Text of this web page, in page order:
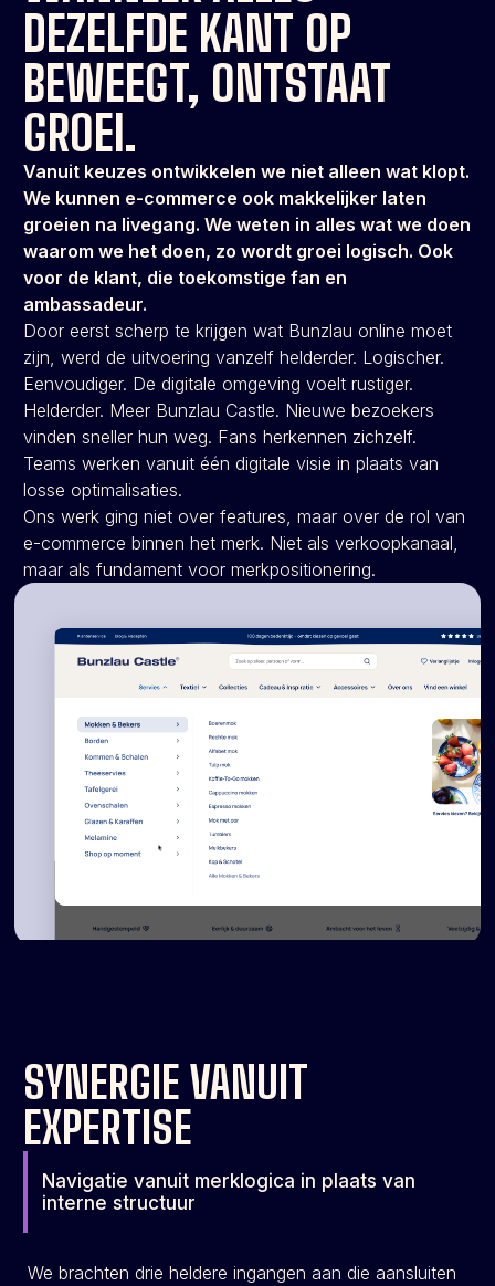
DEZELFDE KANT OP
BEWEEGT, ONTSTAAT
GROEI.
Vanuit keuzes ontwikkelen we niet alleen wat klopt.
We kunnen e-commerce ook makkelijker laten
groeien na livegang. We weten in alles wat we doen
waarom we het doen, zo wordt groei logisch. Ook
voor de klant, die toekomstige fan en
ambassadeur.
Door eerst scherp te krijgen wat Bunzlau online moet
zijn, werd de uitvoering vanzelf helderder. Logischer.
Eenvoudiger. De digitale omgeving voelt rustiger.
Helderder. Meer Bunzlau Castle. Nieuwe bezoekers
vinden sneller hun weg. Fans herkennen zichzelf.
Teams werken vanuit één digitale visie in plaats van
losse optimalisaties.
Ons werk ging niet over features, maar over de rol van
e-commerce binnen het merk. Niet als verkoopkanaal,
maar als fundament voor merkpositionering.
SYNERGIE VANUIT
EXPERTISE
Navigatie vanuit merklogica in plaats van
interne structuur
We brachten drie heldere ingangen aan die aansluiten